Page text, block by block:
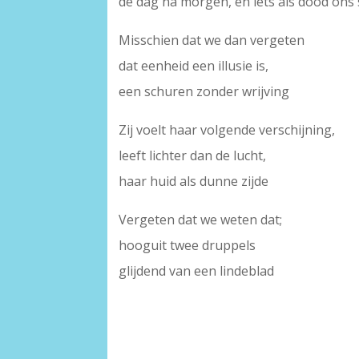
Misschien dat we dan vergeten
dat eenheid een illusie is,
een schuren zonder wrijving
Zij voelt haar volgende verschijning,
leeft lichter dan de lucht,
haar huid als dunne zijde
Vergeten dat we weten dat;
hooguit twee druppels
glijdend van een lindeblad